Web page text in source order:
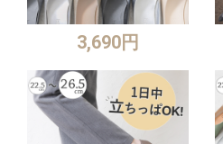
3,690円